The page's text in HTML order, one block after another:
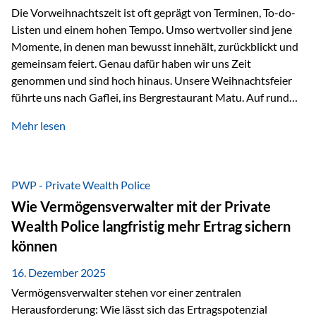
Die Vorweihnachtszeit ist oft geprägt von Terminen, To-do-
Listen und einem hohen Tempo. Umso wertvoller sind jene
Momente, in denen man bewusst innehält, zurückblickt und
gemeinsam feiert. Genau dafür haben wir uns Zeit
genommen und sind hoch hinaus. Unsere Weihnachtsfeier
führte uns nach Gaflei, ins Bergrestaurant Matu. Auf rund
beeindruckendes Panorama, sondern auch etwas, das im
verschneiter Landschaft, bei feinem Essen, guter Musik und
einer entspannten…
Mehr lesen
PWP - Private Wealth Police
Wie Vermögensverwalter mit der Private
Wealth Police langfristig mehr Ertrag sichern
können
16. Dezember 2025
Vermögensverwalter stehen vor einer zentralen
Herausforderung: Wie lässt sich das Ertragspotenzial